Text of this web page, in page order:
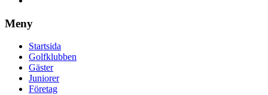
Meny
Startsida
Golfklubben
Gäster
Juniorer
Företag